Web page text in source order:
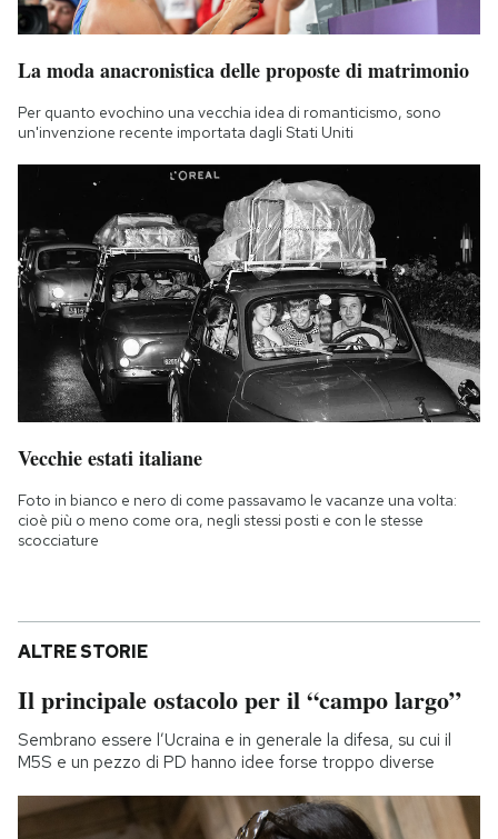
La moda anacronistica delle proposte di matrimonio
Per quanto evochino una vecchia idea di romanticismo, sono
un'invenzione recente importata dagli Stati Uniti
Vecchie estati italiane
Foto in bianco e nero di come passavamo le vacanze una volta:
cioè più o meno come ora, negli stessi posti e con le stesse
scocciature
ALTRE STORIE
Il principale ostacolo per il “campo largo”
Sembrano essere l’Ucraina e in generale la difesa, su cui il
M5S e un pezzo di PD hanno idee forse troppo diverse